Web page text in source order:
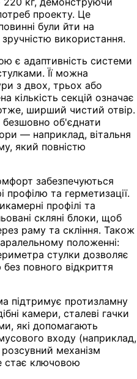
проекту. Це
були йти на
використання.
є адаптивність системи
Її можна
з двох, трьох або
кількість секцій означає
ширший чистий отвір.
об'єднати
— наприклад, вітальня
який повністю
забезпечуються
профілю та герметизації.
профілі та
скляні блоки, щоб
раму та скління. Також
положенні:
стулки дозволяє
повного відкриття
підтримує протизламну
камери, сталеві гачки
які допомагають
входу (наприклад,
механізм
стає ключовою